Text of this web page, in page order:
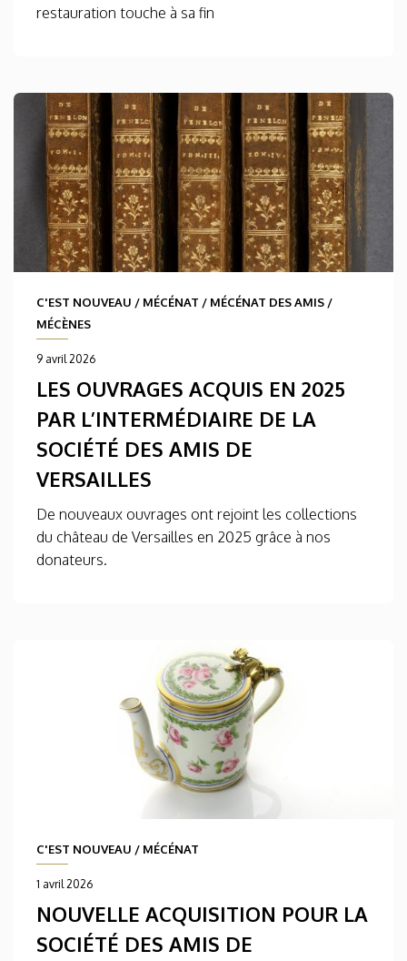
restauration touche à sa fin
C'EST NOUVEAU / MÉCÉNAT / MÉCÉNAT DES AMIS /
MÉCÈNES
9 avril 2026
LES OUVRAGES ACQUIS EN 2025
PAR L’INTERMÉDIAIRE DE LA
SOCIÉTÉ DES AMIS DE
VERSAILLES
De nouveaux ouvrages ont rejoint les collections
du château de Versailles en 2025 grâce à nos
donateurs.
C'EST NOUVEAU / MÉCÉNAT
1 avril 2026
NOUVELLE ACQUISITION POUR LA
SOCIÉTÉ DES AMIS DE